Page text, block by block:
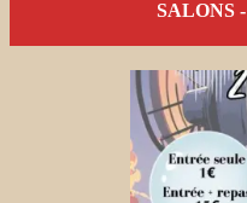
SALONS